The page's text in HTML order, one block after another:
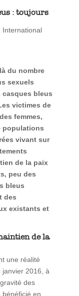
: toujours
International
du nombre
sexuels
casques bleus
victimes de
femmes,
populations
vivant sur
de la paix
peu des
bleus
des
existants et
de la
une réalité
2016, à
des
bénéficié en